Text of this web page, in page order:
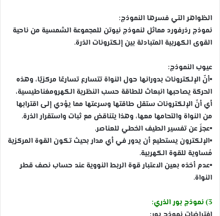
الظواهر التي فسرها النموذج:
نموذج رذرفورد مماثل لنموذج نيوتن للمجموعة الشمسية من ناحية
القوى الكهربية المتبادلة بين إلكترونات الذرة.
عيوب النموذج:
▪أنّ الإلكترونات بدورانها حول النواة تتسارع تسارعًا مركزيًا، وهذه
الحركة يصاحبها انبعاث للطاقة حسب النظرية الكهرومغناطيسية،
أي أنّ الإلكترونات ستقل طاقتها وسرعتها مما يؤدي إلى اقترابها
من النواة والتحامها معها، وهذا يتناقض مع ثبات واستقرار الذرة.
▪عجزَ عن تفسير الطيف الخطي للعناصر.
▪الإلكترون يستطيع أن يدور في أي مدار بحيث تكون القوة المركزية
مُساوية للقوة الكهربية.
▪عدم أخذه بعين الاعتبار قوة الربط النووية عند حساب نصف قطر
النواة.
3) نموذج بور الذري: